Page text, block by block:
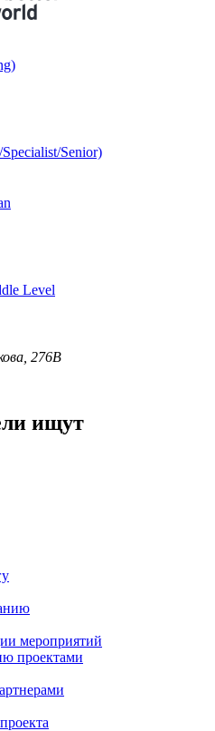
Senior)
Level
276В
ищут
мероприятий
проектами